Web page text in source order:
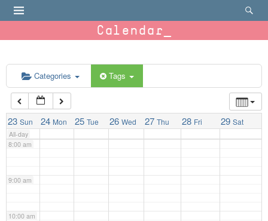
Calendar
Categories Tags
23 Sun 24 Mon 25 Tue 26 Wed 27 Thu 28 Fri 29 Sat
All-day
6:00 am
7:00 am
8:00 am
9:00 am
10:00 am